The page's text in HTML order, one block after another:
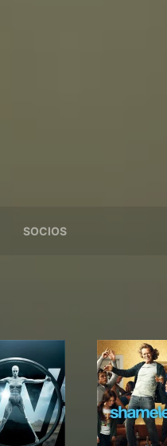
SOCIOS